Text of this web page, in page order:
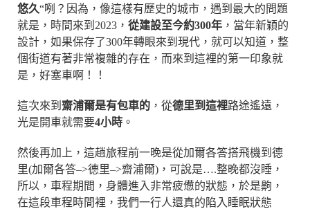
悠久“咧？因為，像這樣有歷史的城市，遇到最大的問題
就是，時間來到2023， 從建設至今約300年 ，當年新穎的
設計，如果保存了300年轉眼來到現代，就可以知道，整
個街道有著非常複雜的存在，而來到這裡的第一印象就
是，好塞車啊！！
這次來到 齋浦爾是有包車的 ，從德里到這裡路途遙遠，
光是開車就需要4小時 。
然後再加上，這趟旅程前一晚是從加爾各答搭飛機到德
里(加爾各答–>德里–>齋浦爾)，可說是….整晚都沒睡，
所以，車程期間，身體進入非常疲憊的狀態，於是齁，
在這段車程時間裡，我們一行人還真的陷入睡眠狀態